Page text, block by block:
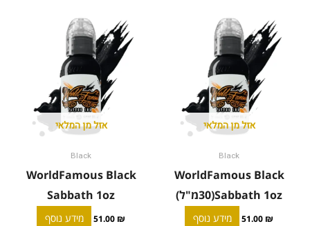
אזל מן המלאי
Black
WorldFamous Black
Sabbath 1oz(30מ"ל)
51.00 ₪ מידע נוסף
אזל מן המלאי
Black
WorldFamous Black
Sabbath 1oz
51.00 ₪ מידע נוסף